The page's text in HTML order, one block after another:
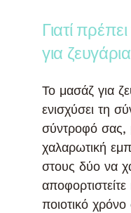
Γιατί
για
Το μασάζ για
ενισχύσει τη
σύντροφό σας,
χαλαρωτική
στους δύο να
ποιοτικό